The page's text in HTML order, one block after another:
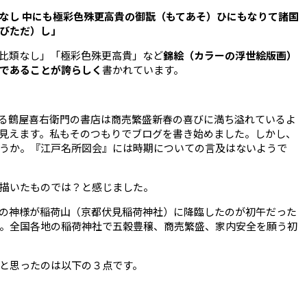
中にも極彩色殊更高貴の御翫（もてあそ）ひにもなりて諸国
ただ）し」
類なし」「極彩色殊更高貴」など錦絵（カラーの浮世絵版画）
あることが誇らしく書かれています。
鶴屋喜右衛門の書店は商売繁盛新春の喜びに満ち溢れているよ
ます。私もそのつもりでブログを書き始めました。しかし、
か。『江戸名所図会』には時期についての言及はないようで
いたものでは？と感じました。
神様が稲荷山（京都伏見稲荷神社）に降臨したのが初午だった
全国各地の稲荷神社で五穀豊穣、商売繁盛、家内安全を願う初
思ったのは以下の３点です。